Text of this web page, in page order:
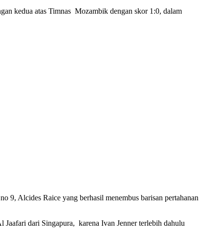
kedua atas Timnas Mozambik dengan skor 1:0, dalam
9, Alcides Raice yang berhasil menembus barisan pertahanan
dari Singapura, karena Ivan Jenner terlebih dahulu